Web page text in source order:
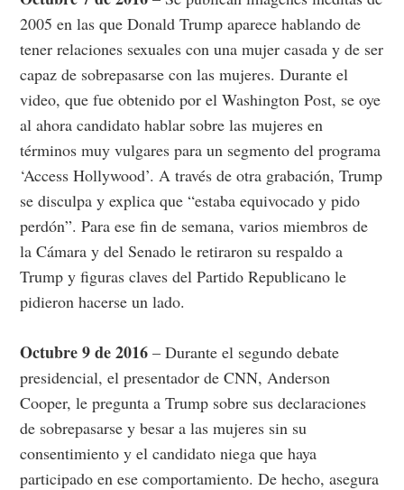
2005 en las que Donald Trump aparece hablando de
tener relaciones sexuales con una mujer casada y de ser
capaz de sobrepasarse con las mujeres. Durante el
video, que fue obtenido por el Washington Post, se oye
al ahora candidato hablar sobre las mujeres en
términos muy vulgares para un segmento del programa
‘Access Hollywood’. A través de otra grabación, Trump
se disculpa y explica que “estaba equivocado y pido
perdón”. Para ese fin de semana, varios miembros de
la Cámara y del Senado le retiraron su respaldo a
Trump y figuras claves del Partido Republicano le
pidieron hacerse un lado.
Octubre 9 de 2016 – Durante el segundo debate
presidencial, el presentador de CNN, Anderson
Cooper, le pregunta a Trump sobre sus declaraciones
de sobrepasarse y besar a las mujeres sin su
consentimiento y el candidato niega que haya
participado en ese comportamiento. De hecho, asegura